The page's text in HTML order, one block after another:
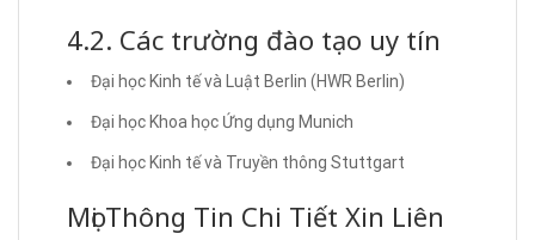
4.2. Các trường đào tạo uy tín
Đại học Kinh tế và Luật Berlin (HWR Berlin)
Đại học Khoa học Ứng dụng Munich
Đại học Kinh tế và Truyền thông Stuttgart
Mọi Thông Tin Chi Tiết Xin Liên